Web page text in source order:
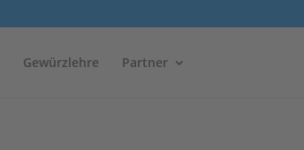
Gewürzlehre Partner